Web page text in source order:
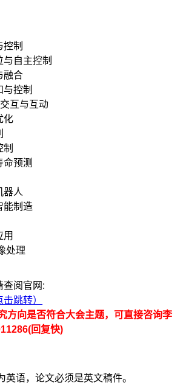
制
自主控制
融合
控制
互与互动
化
命预测
器人
能制造
用
处理
查阅官网:
击跳转）
方向是否符合大会主题，可直接咨询李
回复快)
英语，论文必须是英文稿件。